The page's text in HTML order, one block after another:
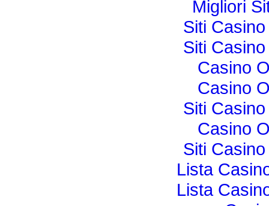
Migliori
Siti
Siti
Casino
Casino
Siti
Casino
Siti
Lista
Lista